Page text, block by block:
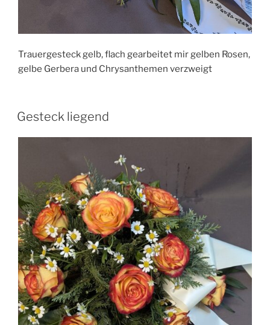
Trauergesteck gelb, flach gearbeitet mir gelben Rosen,
gelbe Gerbera und Chrysanthemen verzweigt
Gesteck liegend